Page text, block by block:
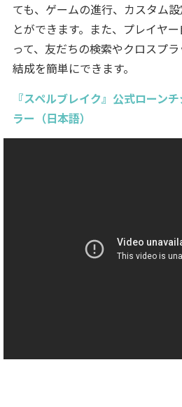
ても、ゲームの進行、カスタム
とができます。また、プレイヤ
って、友だちの検索やクロスプ
結成を簡単にできます。
『スペルブレイク』公式ローン
ラー（日本語）